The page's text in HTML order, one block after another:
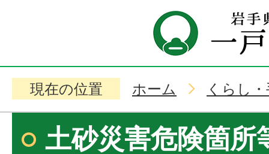
現在の位置 ホーム くらし
土砂災害危険箇所